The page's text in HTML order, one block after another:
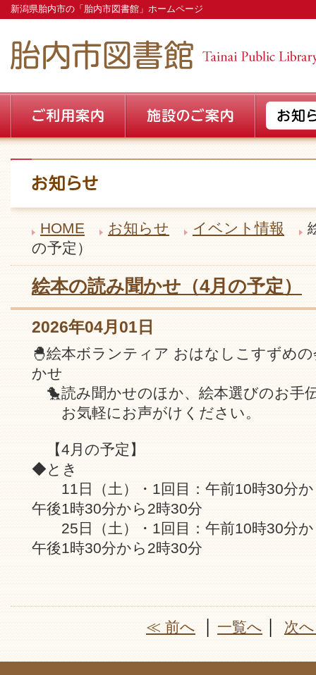
新潟県胎内市の「胎内市図書館」ホームページ
HOME お知らせ イベント情報
の予定）
絵本の読み聞かせ（4月の予定）
2026年04月01日
🐣絵本ボランティア おはなしこすずめ
かせ
🐤読み聞かせのほか、絵本選びのお手
お気軽にお声がけください。
【4月の予定】
◆とき
11日（土）・1回目：午前10時30分か
午後1時30分から2時30分
25日（土）・1回目：午前10時30分か
午後1時30分から2時30分
≪ 前へ 一覧へ 次